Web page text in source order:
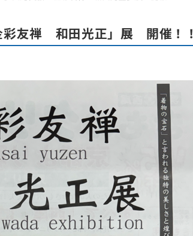
彩友禅 和田光正」展 開催！！